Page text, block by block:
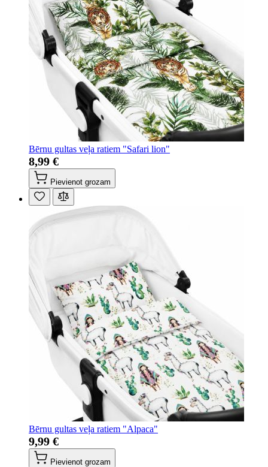
Bērnu gultas veļa ratiem "Safari lion"
8,99 €
Pievienot grozam
Bērnu gultas veļa ratiem "Alpaca"
9,99 €
Pievienot grozam